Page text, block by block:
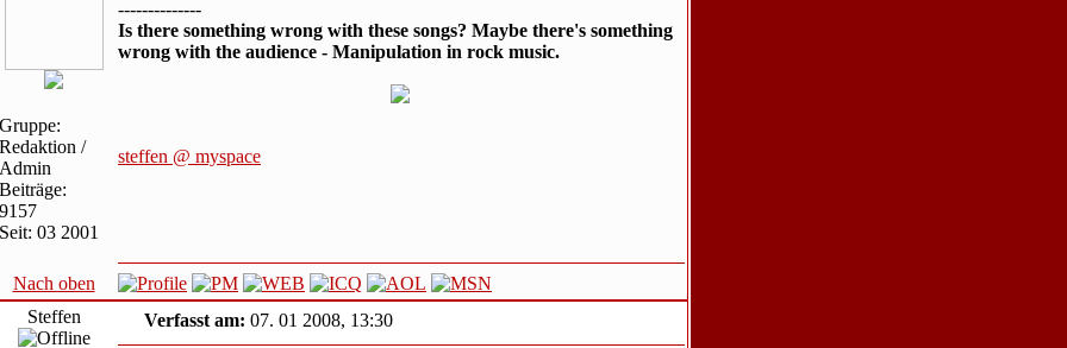
Gruppe:
Redaktion /
Admin
Beiträge:
9157
Seit: 03 2001
--------------
Is there something wrong with these songs? Maybe there's something
wrong with the audience - Manipulation in rock music.
steffen @ myspace
Nach oben
Steffen
Verfasst am: 07. 01 2008, 13:30